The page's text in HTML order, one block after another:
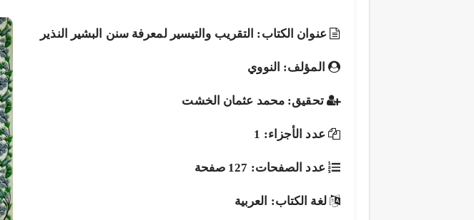
عنوان الكتاب: التقريب والتيسير لمعرفة سنن البشير النذير
المؤلف: النووي
تحقيق: محمد عثمان الخشت
عدد الأجزاء: 1
عدد الصفحات: 127 صفحة
لغة الكتاب: العربية